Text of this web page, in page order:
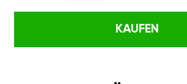
KAUFEN